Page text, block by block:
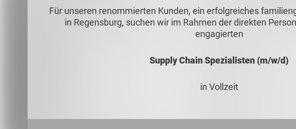
Für unseren renommierten Kunden, ein erfolgreiches
in Regensburg, suchen wir im Rahmen der direkten
engagierten
Supply Chain Spezialisten (m/w/d)
in Vollzeit